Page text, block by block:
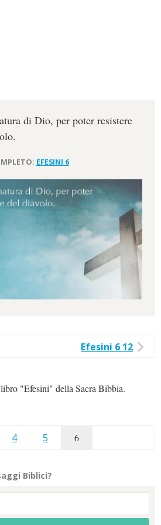
di Dio, per poter resistere
EFESINI 6
Efesini 6 12
"Efesini" della Sacra Bibbia.
4 5 6
Biblici?